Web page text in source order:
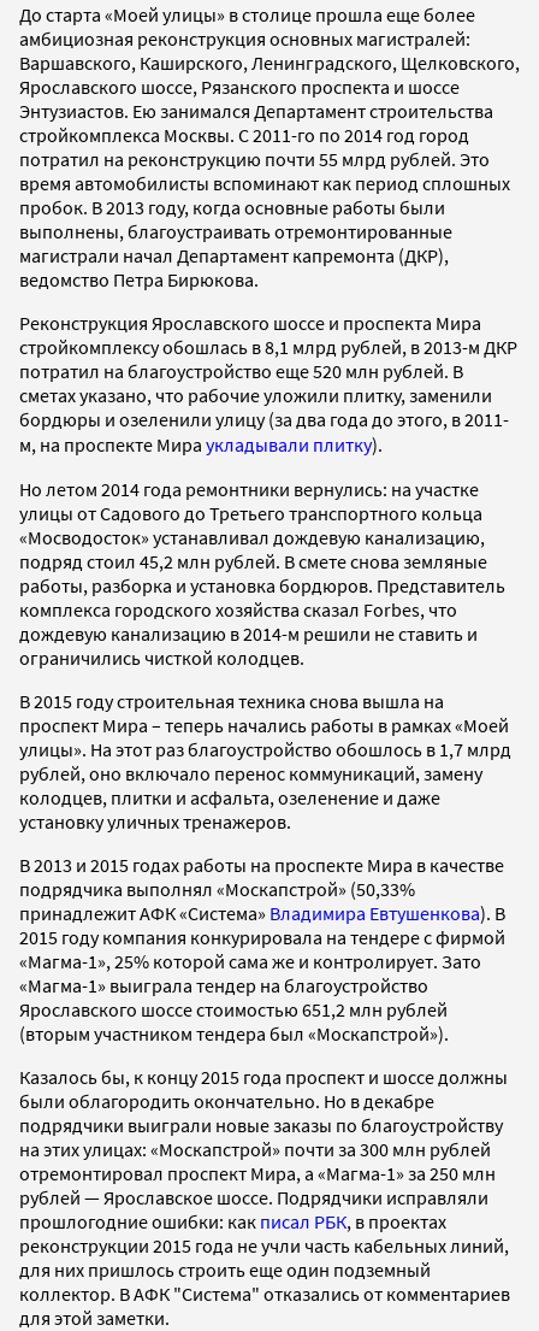
До старта «Моей улицы» в столице прошла еще более
амбициозная реконструкция основных магистралей:
Варшавского, Каширского, Ленинградского, Щелковского,
Ярославского шоссе, Рязанского проспекта и шоссе
Энтузиастов. Ею занимался Департамент строительства
стройкомплекса Москвы. С 2011-го по 2014 год город
потратил на реконструкцию почти 55 млрд рублей. Это
время автомобилисты вспоминают как период сплошных
пробок. В 2013 году, когда основные работы были
выполнены, благоустраивать отремонтированные
магистрали начал Департамент капремонта (ДКР),
ведомство Петра Бирюкова.
Реконструкция Ярославского шоссе и проспекта Мира
стройкомплексу обошлась в 8,1 млрд рублей, в 2013-м ДКР
потратил на благоустройство еще 520 млн рублей. В
сметах указано, что рабочие уложили плитку, заменили
бордюры и озеленили улицу (за два года до этого, в 2011-
м, на проспекте Мира укладывали плитку).
Но летом 2014 года ремонтники вернулись: на участке
улицы от Садового до Третьего транспортного кольца
«Мосводосток» устанавливал дождевую канализацию,
подряд стоил 45,2 млн рублей. В смете снова земляные
работы, разборка и установка бордюров. Представитель
комплекса городского хозяйства сказал Forbes, что
дождевую канализацию в 2014-м решили не ставить и
ограничились чисткой колодцев.
В 2015 году строительная техника снова вышла на
проспект Мира – теперь начались работы в рамках «Моей
улицы». На этот раз благоустройство обошлось в 1,7 млрд
рублей, оно включало перенос коммуникаций, замену
колодцев, плитки и асфальта, озеленение и даже
установку уличных тренажеров.
В 2013 и 2015 годах работы на проспекте Мира в качестве
подрядчика выполнял «Москапстрой» (50,33%
принадлежит АФК «Система» Владимира Евтушенкова). В
2015 году компания конкурировала на тендере с фирмой
«Магма-1», 25% которой сама же и контролирует. Зато
«Магма-1» выиграла тендер на благоустройство
Ярославского шоссе стоимостью 651,2 млн рублей
(вторым участником тендера был «Москапстрой»).
Казалось бы, к концу 2015 года проспект и шоссе должны
были облагородить окончательно. Но в декабре
подрядчики выиграли новые заказы по благоустройству
на этих улицах: «Москапстрой» почти за 300 млн рублей
отремонтировал проспект Мира, а «Магма-1» за 250 млн
рублей — Ярославское шоссе. Подрядчики исправляли
прошлогодние ошибки: как писал РБК, в проектах
реконструкции 2015 года не учли часть кабельных линий,
для них пришлось строить еще один подземный
коллектор. В АФК "Система" отказались от комментариев
для этой заметки.